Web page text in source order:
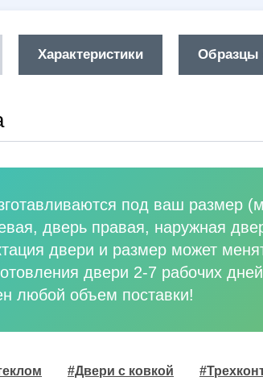
Характеристики Образцы
под ваш размер
дверь правая, наружная
двери и размер может
двери 2-7 рабочих
любой объем поставки!
#Двери с ковкой